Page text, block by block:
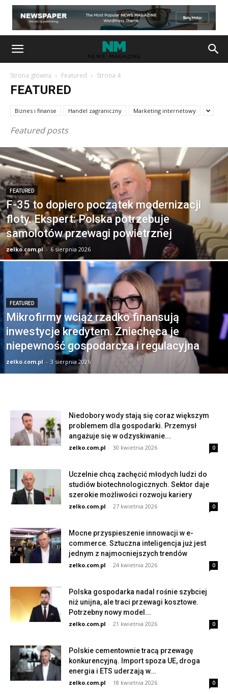
Strona główna Featured Strona 4
FEATURED
Biznes i finanse Handel zagraniczny Marketing internetowy
Featured posts
FEATURED
F-35 to dopiero początek modernizacji
floty. Ekspert: Polska potrzebuje
samolotów przewagi powietrznej
zelko.com.pl - 6 sierpnia 2026
FEATURED
Mikrofirmy wciąż rzadko finansują
inwestycje kredytem. Zniechęca je
niepewność gospodarcza i regulacyjna
zelko.com.pl - 3 sierpnia 2026
Niedobory wody stają się coraz większym
problemem dla gospodarki. Przemysł
angażuje się w odzyskiwanie...
zelko.com.pl - 30 kwietnia 2026 0
Uczelnie chcą zachęcić młodych ludzi do
studiów biotechnologicznych. Sektor daje
szerokie możliwości rozwoju kariery
zelko.com.pl - 27 kwietnia 2026 0
Mocne przyspieszenie innowacji w e-
commerce. Sztuczna inteligencja już jest
jednym z najmocniejszych trendów
zelko.com.pl - 24 kwietnia 2026 0
Polska gospodarka nadal rośnie szybciej
niż unijna, ale traci przewagi kosztowe.
Potrzebny nowy model...
zelko.com.pl - 21 kwietnia 2026 0
Polskie cementownie tracą przewagę
konkurencyjną. Import spoza UE, droga
energia i ETS uderzają w...
zelko.com.pl - 18 kwietnia 2026 0